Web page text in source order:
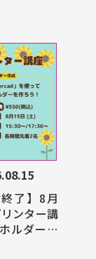
了】8月
ンター講
ルダー作